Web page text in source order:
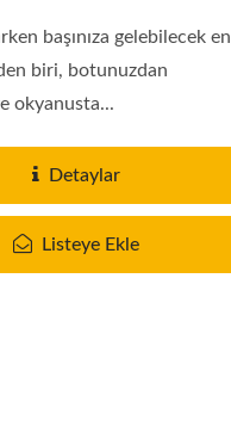
başınıza gelebilecek en
biri, botunuzdan
okyanusta...
Detaylar
Listeye Ekle